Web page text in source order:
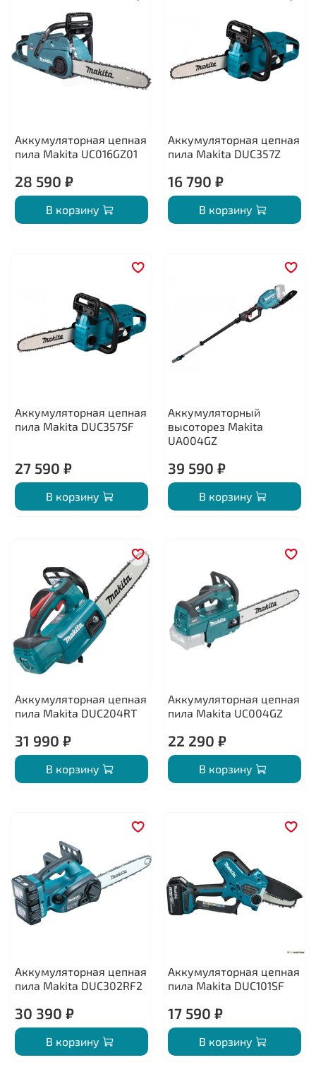
Аккумуляторная цепная
пила Makita UC016GZ01
28 590 ₽
В корзину
Аккумуляторная цепная
пила Makita DUC357Z
16 790 ₽
В корзину
Аккумуляторная цепная
пила Makita DUC357SF
27 590 ₽
В корзину
Аккумуляторный
высоторез Makita
UA004GZ
39 590 ₽
В корзину
Аккумуляторная цепная
пила Makita DUC204RT
31 990 ₽
В корзину
Аккумуляторная цепная
пила Makita UC004GZ
22 290 ₽
В корзину
Аккумуляторная цепная
пила Makita DUC302RF2
30 390 ₽
В корзину
Аккумуляторная цепная
пила Makita DUC101SF
17 590 ₽
В корзину